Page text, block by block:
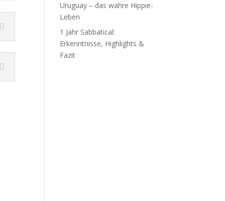
Uruguay – das wahre Hippie-
Leben
1 Jahr Sabbatical:
Erkenntnisse, Highlights &
Fazit